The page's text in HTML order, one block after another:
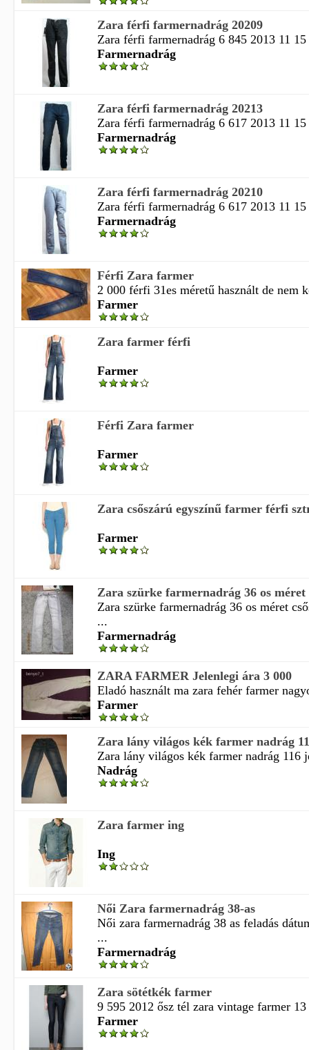
Zara férfi farmernadrág 20209
Zara férfi farmernadrág 6 845 2013 11 15
Farmernadrág
Zara férfi farmernadrág 20213
Zara férfi farmernadrág 6 617 2013 11 15
Farmernadrág
Zara férfi farmernadrág 20210
Zara férfi farmernadrág 6 617 2013 11 15
Farmernadrág
Férfi Zara farmer
2 000 férfi 31es méretű használt de nem
Farmer
Zara farmer férfi
Farmer
Férfi Zara farmer
Farmer
Zara csőszárú egyszínű farmer férfi
Farmer
Zara szürke farmernadrág 36 os méret
Zara szürke farmernadrág 36 os méret
...
Farmernadrág
ZARA FARMER Jelenlegi ára 3 000
Eladó használt ma zara fehér farmer
Farmer
Zara lány világos kék farmer nadrág
Zara lány világos kék farmer nadrág 116
Nadrág
Zara farmer ing
Ing
Női Zara farmernadrág 38-as
Női zara farmernadrág 38 as feladás
...
Farmernadrág
Zara sötétkék farmer
9 595 2012 ősz tél zara vintage farmer
Farmer